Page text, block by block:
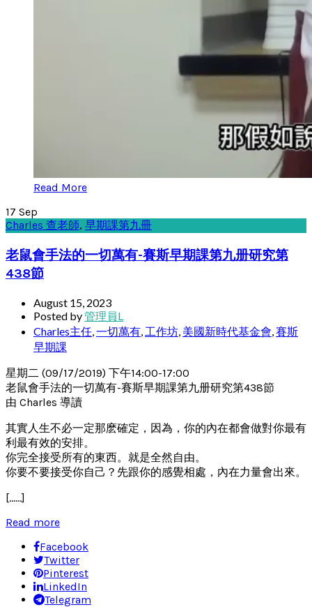
Read More
17 Sep
Charles 查老師, 早期課第九冊
老鼠會手法的一切萬有-賽斯早期課第九册研究第
438節
August 15, 2023
Posted by管理員L
Charles主任,一切萬有, 工作坊, 美國新時代基金會,賽斯
早期課
星期二 (09/17/2019) 下午14:00-17:00
老鼠會手法的一切萬有-賽斯早期課第九册研究第438節
由 Charles 導讀
其實人生不必一定那麽確定，因為，你的內在都會做對你最有
利最有效的安排。
你完全接受所有的東西。就是全然自由。
你要不要接受你自己？先跟你的感覺相處，內在力量會出來。
[……]
Read more
Facebook
Twitter
Pinterest
LinkedIn
Telegram